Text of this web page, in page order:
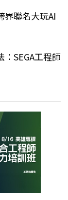
界聯名大玩AI
SEGA工程師